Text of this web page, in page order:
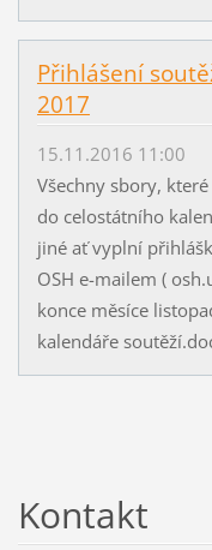
Přihlášení
2017
15.11.2016 11:00
Všechny sbory,
do celostátního
jiné ať vyplní
OSH e-mailem (
konce měsíce
kalendáře
Kontakt